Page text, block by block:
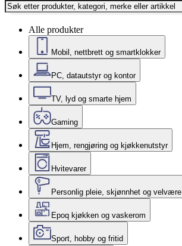
Alle produkter
Mobil, nettbrett og smartklokker
PC, datautstyr og kontor
TV, lyd og smarte hjem
Gaming
Hjem, rengjøring og kjøkkenutstyr
Hvitevarer
Personlig pleie, skjønnhet og velvære
Epoq kjøkken og vaskerom
Sport, hobby og fritid